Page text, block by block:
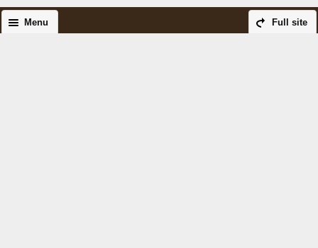
Full site
Menu